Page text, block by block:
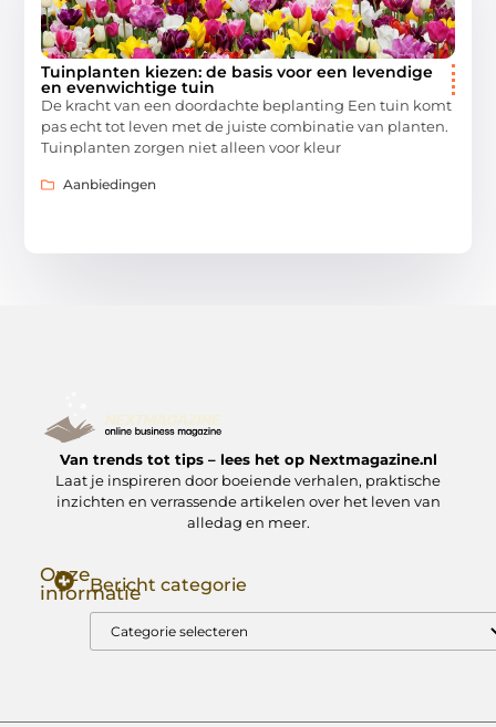
Tuinplanten kiezen: de basis voor een levendige
en evenwichtige tuin
De kracht van een doordachte beplanting Een tuin komt
pas echt tot leven met de juiste combinatie van planten.
Tuinplanten zorgen niet alleen voor kleur
Aanbiedingen
Van trends tot tips – lees het op Nextmagazine.nl
Laat je inspireren door boeiende verhalen, praktische
inzichten en verrassende artikelen over het leven van
alledag en meer.
Onze
informatieBericht categorie